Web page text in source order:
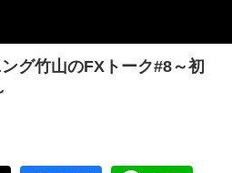
グ竹山のFXトーク#8～初